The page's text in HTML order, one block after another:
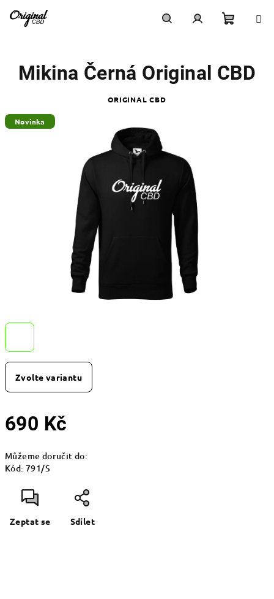
košík
Zvolte variantu
690 Kč
cena:
Můžeme doručit do:
Kód: 791/S
Zeptat se Sdílet
Mikina Černá Original CBD
ORIGINAL CBD
Novinka